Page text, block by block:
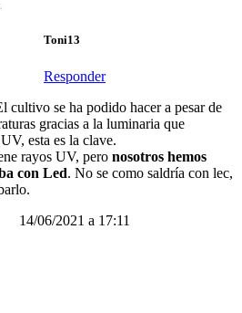
Toni13
Responder
cultivo se ha podido hacer a pesar de
gracias a la luminaria que
esta es la clave.
rayos UV, pero nosotros hemos
con Led. No se como saldría con lec,
14/06/2021 a 17:11